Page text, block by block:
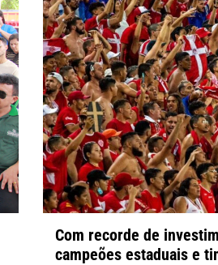
Com recorde de
campeões estaduais e